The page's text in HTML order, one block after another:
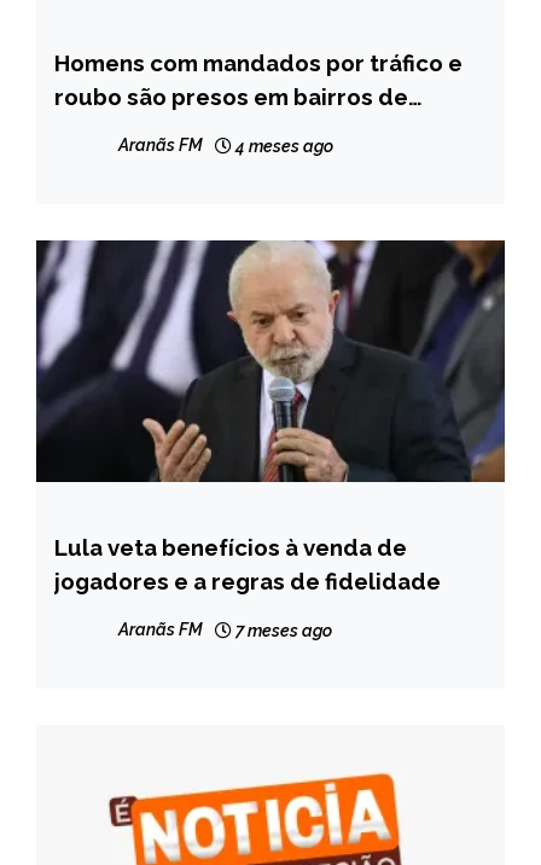
CAPELINHA
NOTÍCIAS
Homens com mandados por tráfico e
roubo são presos em bairros de
Aranãs FM 4 meses ago
BRASIL
ESPORTES
NOTÍCIAS
Lula veta benefícios à venda de
jogadores e a regras de fidelidade
Aranãs FM 7 meses ago